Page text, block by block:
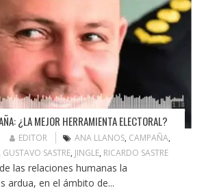
¿LA MEJOR HERRAMIENTA ELECTORAL?
EDITOR ANA LLANOS, CAMPAÑA,
GUSTAVO SASTRE, JINGLE, RICARDO SASTRE
las relaciones humanas la
ardua, en el ámbito de...